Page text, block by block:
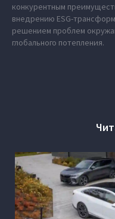
конкурентным
внедрению ESG-
решением проблем
глобального потепления.